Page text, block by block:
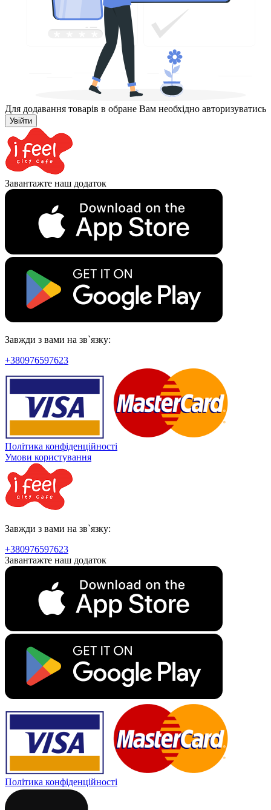
Для додавання товарів в обране Вам необхідно авторизуватись
Увійти
Завантажте наш додаток
Завжди з вами на зв`язку:
+380976597623
Політика конфіденційності
Умови користування
Завжди з вами на зв`язку:
+380976597623
Завантажте наш додаток
Політика конфіденційності